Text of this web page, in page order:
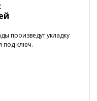
произведут укладку
под ключ.